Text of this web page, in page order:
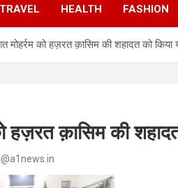
TRAVEL HEALTH FASHION
मोहर्रम को हज़रत क़ासिम की शहादत को किया
हज़रत क़ासिम की